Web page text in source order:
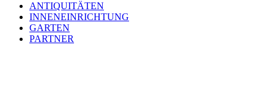
ANTIQUITÄTEN
INNENEINRICHTUNG
GARTEN
PARTNER